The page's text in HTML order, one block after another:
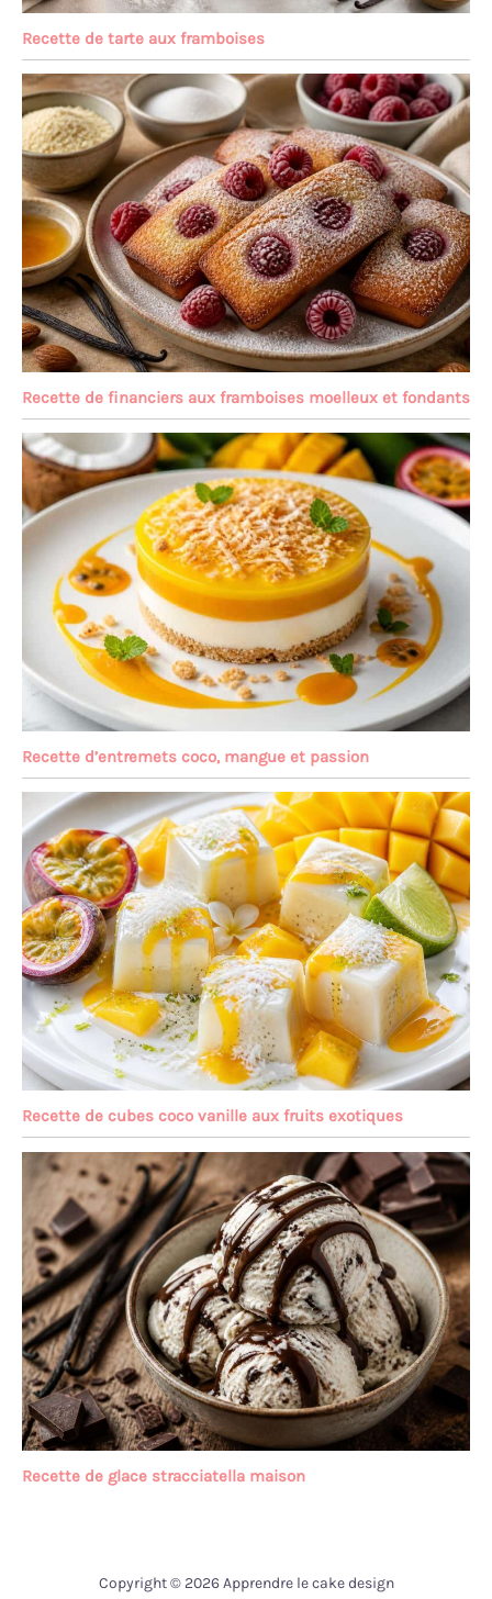
Recette de tarte aux framboises
Recette de financiers aux framboises moelleux et fondants
Recette d’entremets coco, mangue et passion
Recette de cubes coco vanille aux fruits exotiques
Recette de glace stracciatella maison
Copyright © 2026 Apprendre le cake design